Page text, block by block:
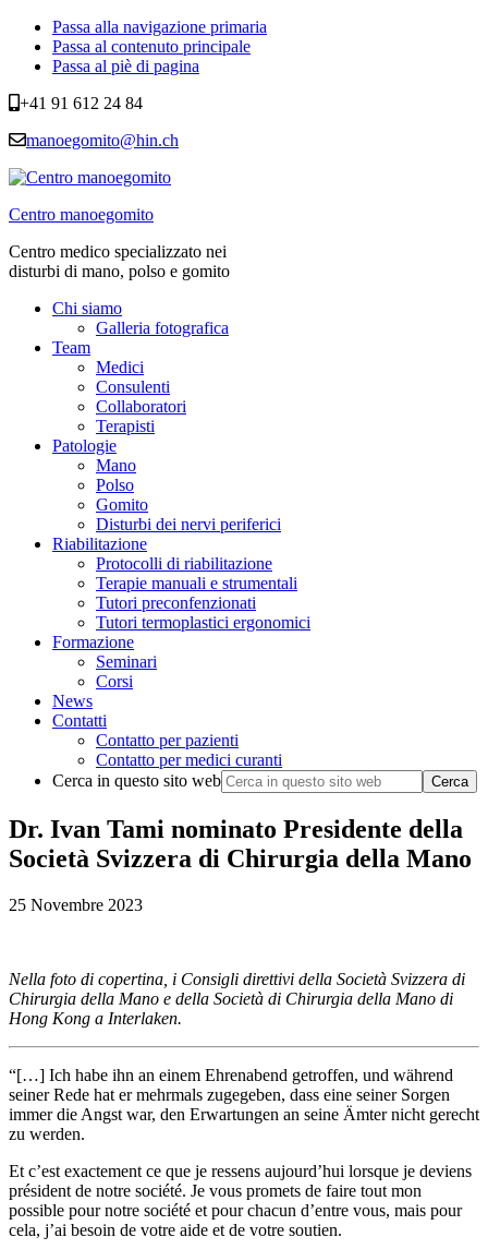
Passa alla navigazione primaria
Passa al contenuto principale
Passa al piè di pagina
+41 91 612 24 84
manoegomito@hin.ch
Centro manoegomito
Centro medico specializzato nei
disturbi di mano, polso e gomito
Chi siamo
Galleria fotografica
Team
Medici
Consulenti
Collaboratori
Terapisti
Patologie
Mano
Polso
Gomito
Disturbi dei nervi periferici
Riabilitazione
Protocolli di riabilitazione
Terapie manuali e strumentali
Tutori preconfenzionati
Tutori termoplastici ergonomici
Formazione
Seminari
Corsi
News
Contatti
Contatto per pazienti
Contatto per medici curanti
Cerca in questo sito web
Dr. Ivan Tami nominato Presidente della
Società Svizzera di Chirurgia della Mano
25 Novembre 2023
Nella foto di copertina, i Consigli direttivi della Società Svizzera di
Chirurgia della Mano e della Società di Chirurgia della Mano di
Hong Kong a Interlaken.
“[…] Ich habe ihn an einem Ehrenabend getroffen, und während
seiner Rede hat er mehrmals zugegeben, dass eine seiner Sorgen
immer die Angst war, den Erwartungen an seine Ämter nicht gerecht
zu werden.
Et c’est exactement ce que je ressens aujourd’hui lorsque je deviens
président de notre société. Je vous promets de faire tout mon
possible pour notre société et pour chacun d’entre vous, mais pour
cela, j’ai besoin de votre aide et de votre soutien.